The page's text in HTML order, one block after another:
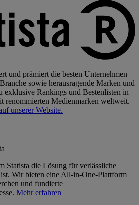
und prämiert die besten Unternehmen
sowie herausragende Marken und
exklusive Rankings und Bestenlisten in
renommierten Medienmarken weltweit.
unserer Website.
Statista die Lösung für verlässliche
Wir bieten eine All-in-One-Plattform
und fundierte
Mehr erfahren